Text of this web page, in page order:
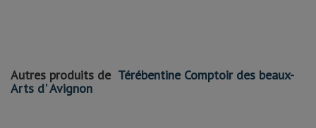
Autres produits de Térébentine Comptoir des beaux-
Arts d' Avignon